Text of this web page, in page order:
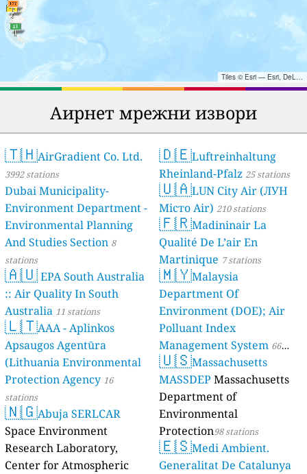
Tiles © Esri — Esri, DeLorme, NAVTEQ, TomTom, Intermap, iPC, USGS, FAO, NPS, NRCAN, GeoBase, Kadaster NL, Ordnance Survey, Esri Japan, METI, Esri China (Hong Kong), and the GIS User Community
Аирнет мрежни извори
🇹🇭AirGradient Co. Ltd.
3992 stations
Dubai Municipality-
Environment Department -
Environmental Planning
And Studies Section 8
stations
🇦🇺EPA South Australia
:: Air Quality In South
Australia 11 stations
🇱🇹AAA - Aplinkos
Apsaugos Agentūra
(Lithuania Environmental
Protection Agency 16
stations
🇳🇬Abuja SERLCAR
Space Environment
Research Laboratory,
Center for Atmospheric
🇩🇪Luftreinhaltung
Rheinland-Pfalz 25 stations
🇺🇦LUN City Air (ЛУН
Місто Air) 210 stations
🇫🇷Madininair La
Qualité De L’air En
Martinique 7 stations
🇲🇾Malaysia
Department Of
Environment (DOE); Air
Polluant Index
Management System 66
stations
🇺🇸Massachusetts
MASSDEP Massachusetts
Department of
Environmental
Protection98 stations
🇪🇸Medi Ambient.
Generalitat De Catalunya